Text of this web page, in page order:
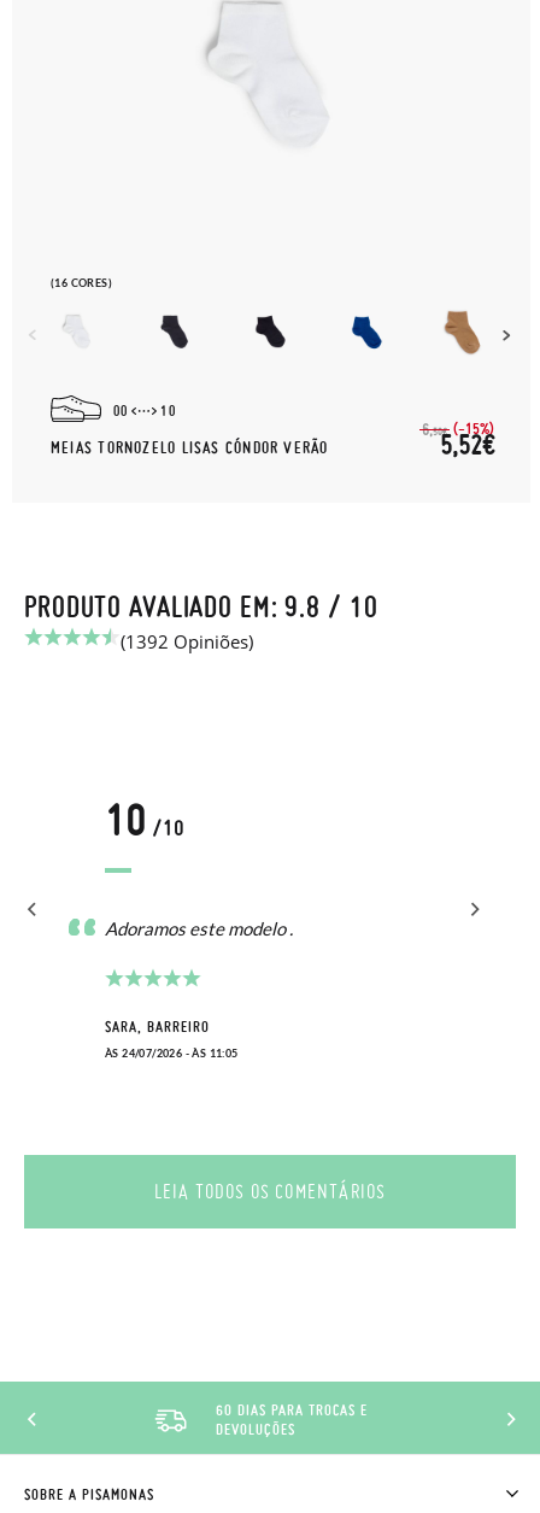
(16 CORES)
00 10
MEIAS TORNOZELO LISAS CÓNDOR VERÃO
6,50€ (-15%)
5,52€
PRODUTO AVALIADO EM: 9.8 / 10
(1392 Opiniões)
10 /10
Adoramos este modelo .
SARA, BARREIRO
ÀS 24/07/2026 - ÀS 11:05
LEIA TODOS OS COMENTÁRIOS
DIAS PARA TROCAS E
SOBRE A PISAMONAS